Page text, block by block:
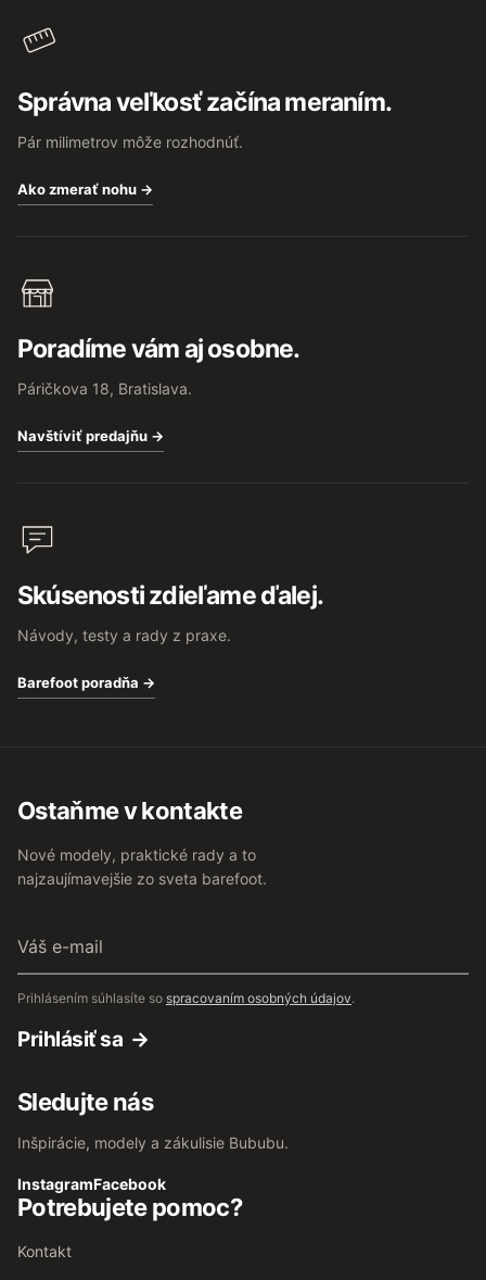
Správna veľkosť začína meraním.
Pár milimetrov môže rozhodnúť.
Ako zmerať nohu →
Poradíme vám aj osobne.
Páričkova 18, Bratislava.
Navštíviť predajňu →
Skúsenosti zdieľame ďalej.
Návody, testy a rady z praxe.
Barefoot poradňa →
Ostaňme v kontakte
Nové modely, praktické rady a to
najzaujímavejšie zo sveta barefoot.
e-
mail
Prihlásením súhlasíte so spracovaním osobných údajov.
Prihlásiť sa
Sledujte nás
Inšpirácie, modely a zákulisie Bububu.
InstagramFacebook
Potrebujete pomoc?
Kontakt